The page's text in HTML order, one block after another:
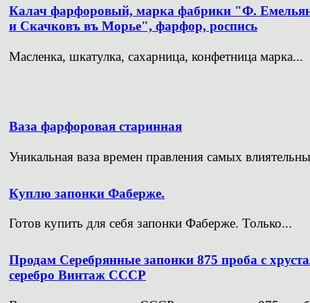
Калач фарфоровый, марка фабрики "Ф.
и Скачковъ въ Морье", фарфор, роспись
Масленка, шкатулка, сахарница, конфетница марка...
Ваза фарфоровая старинная
Уникальная ваза времен правления самых
Куплю запонки Фаберже.
Готов купить для себя запонки Фаберже. Только...
Продам Серебрянные запонки 875 проба с
серебро Винтаж СССР